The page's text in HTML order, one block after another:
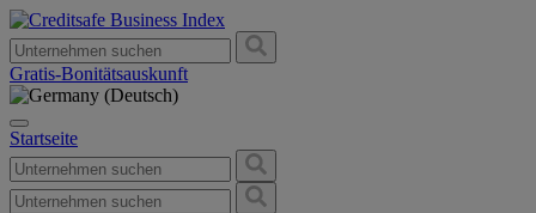
Gratis-Bonitätsauskunft
Startseite